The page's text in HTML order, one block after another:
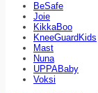
BeSafe
Joie
KikkaBoo
KneeGuardKids
Mast
Nuna
UPPABaby
Voksi